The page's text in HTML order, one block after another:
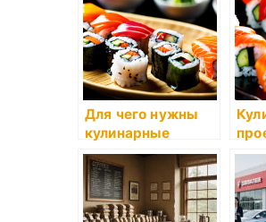
Для чего нужны
кулинарные
курсы?